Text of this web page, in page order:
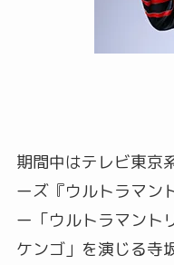
期間中はテレビ東京
ーズ『ウルトラマン
ー「ウルトラマント
ケンゴ」を演じる寺